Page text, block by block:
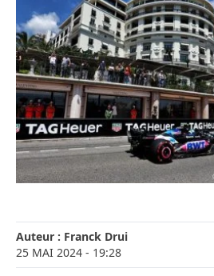
Auteur : Franck Drui
25 MAI 2024 - 19:28